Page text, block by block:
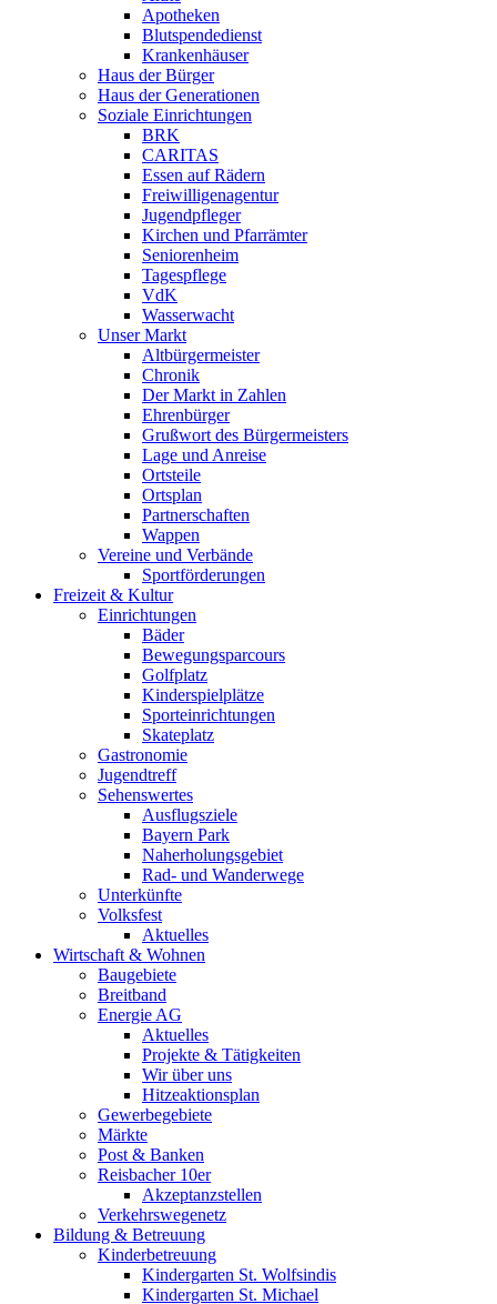
Apotheken
Blutspendedienst
Krankenhäuser
Haus der Bürger
Haus der Generationen
Soziale Einrichtungen
BRK
CARITAS
Essen auf Rädern
Freiwilligenagentur
Jugendpfleger
Kirchen und Pfarrämter
Seniorenheim
Tagespflege
VdK
Wasserwacht
Unser Markt
Altbürgermeister
Chronik
Der Markt in Zahlen
Ehrenbürger
Grußwort des Bürgermeisters
Lage und Anreise
Ortsteile
Ortsplan
Partnerschaften
Wappen
Vereine und Verbände
Sportförderungen
Freizeit & Kultur
Einrichtungen
Bäder
Bewegungsparcours
Golfplatz
Kinderspielplätze
Sporteinrichtungen
Skateplatz
Gastronomie
Jugendtreff
Sehenswertes
Ausflugsziele
Bayern Park
Naherholungsgebiet
Rad- und Wanderwege
Unterkünfte
Volksfest
Aktuelles
Wirtschaft & Wohnen
Baugebiete
Breitband
Energie AG
Aktuelles
Projekte & Tätigkeiten
Wir über uns
Hitzeaktionsplan
Gewerbegebiete
Märkte
Post & Banken
Reisbacher 10er
Akzeptanzstellen
Verkehrswegenetz
Bildung & Betreuung
Kinderbetreuung
Kindergarten St. Wolfsindis
Kindergarten St. Michael